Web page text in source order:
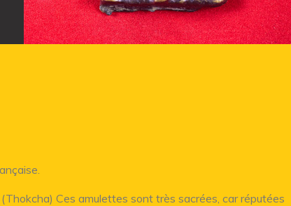
Ces amulettes sont très sacrées, car réputées